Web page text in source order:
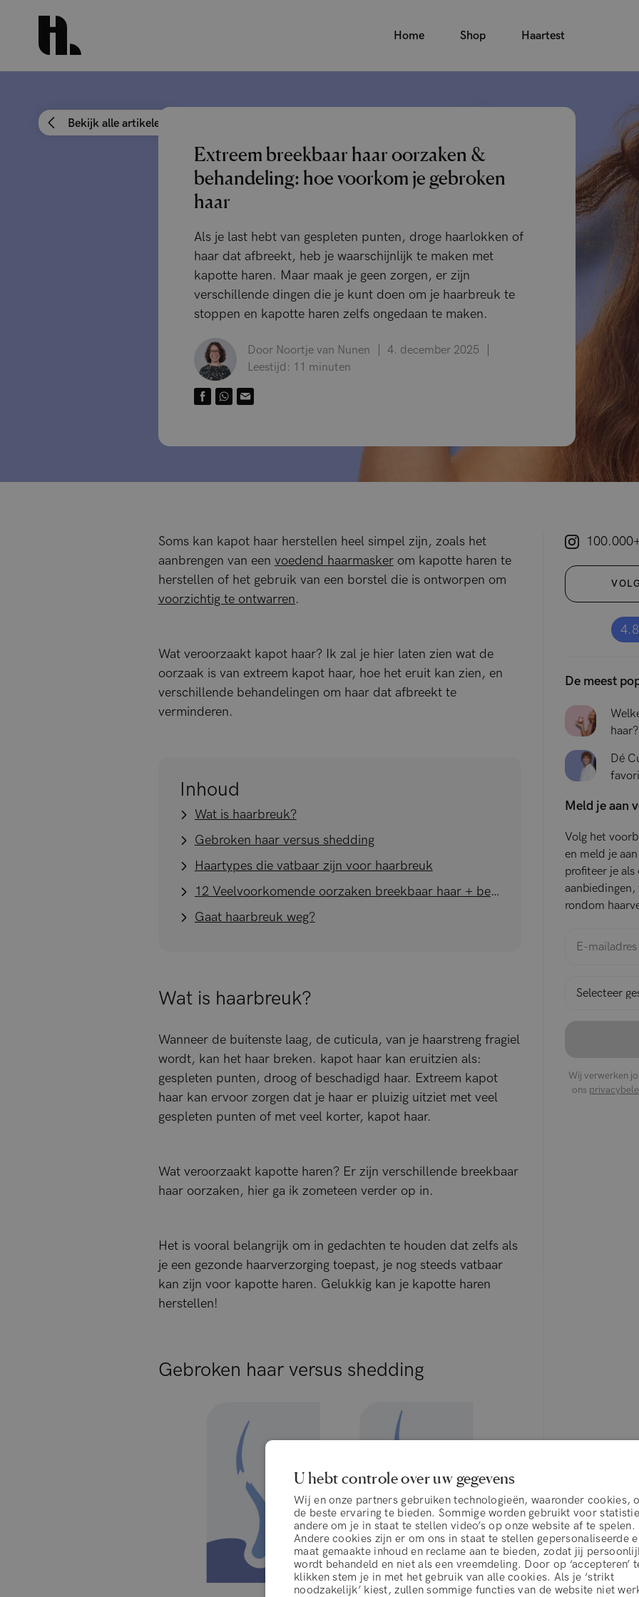
Home Shop Haartest
Bekijk alle artikelen
Extreem breekbaar haar oorzaken &
behandeling: hoe voorkom je gebroken
haar
Als je last hebt van gespleten punten, droge haarlokken of
haar dat afbreekt, heb je waarschijnlijk te maken met
kapotte haren. Maar maak je geen zorgen, er zijn
verschillende dingen die je kunt doen om je haarbreuk te
stoppen en kapotte haren zelfs ongedaan te maken.
Door Noortje van Nunen
4. december 2025
Leestijd: 11 minuten
Soms kan kapot haar herstellen heel simpel zijn, zoals het
aanbrengen van een voedend haarmaskerom kapotte haren te
herstellen of het gebruik van een borstel die is ontworpen om
voorzichtig te ontwarren.
Wat veroorzaakt kapot haar? Ik zal je hier laten zien wat de
oorzaak is van extreem kapot haar, hoe het eruit kan zien, en
verschillende behandelingen om haar dat afbreekt te
verminderen.
Inhoud
Wat is haarbreuk?
Gebroken haar versus shedding
Haartypes die vatbaar zijn voor haarbreuk
12 Veelvoorkomende oorzaken breekbaar haar + behandelingen
Gaat haarbreuk weg?
Wat is haarbreuk?
Wanneer de buitenste laag, de cuticula, van je haarstreng fragiel
wordt, kan het haar breken. kapot haar kan eruitzien als:
gespleten punten, droog of beschadigd haar. Extreem kapot
haar kan ervoor zorgen dat je haar er pluizig uitziet met veel
gespleten punten of met veel korter, kapot haar.
Wat veroorzaakt kapotte haren? Er zijn verschillende breekbaar
haar oorzaken, hier ga ik zometeen verder op in.
Het is vooral belangrijk om in gedachten te houden dat zelfs als
je een gezonde haarverzorging toepast, je nog steeds vatbaar
kan zijn voor kapotte haren. Gelukkig kan je kapotte haren
herstellen!
Gebroken haar versus shedding
4.8
De meest
Dé
Meld je aan
Volg het
en meld je
profiteer je als
rondom
Wij verwerken
ons
U hebt controle over uw gegevens
Wij en onze partners gebruiken technologieën, waaronder cookies,
de beste ervaring te bieden. Sommige worden gebruikt voor
andere om je in staat te stellen video’s op onze website af te spelen.
Andere cookies zijn er om ons in staat te stellen gepersonaliseerde
maat gemaakte inhoud en reclame aan te bieden, zodat jij
wordt behandeld en niet als een vreemdeling. Door op ‘accepteren’
klikken stem je in met het gebruik van alle cookies. Als je ‘strikt
noodzakelijk’ kiest, zullen sommige functies van de website niet